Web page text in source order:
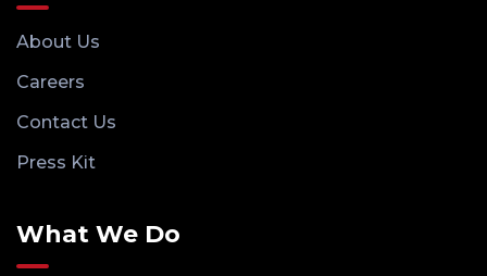
About Us
Careers
Contact Us
Press Kit
What We Do